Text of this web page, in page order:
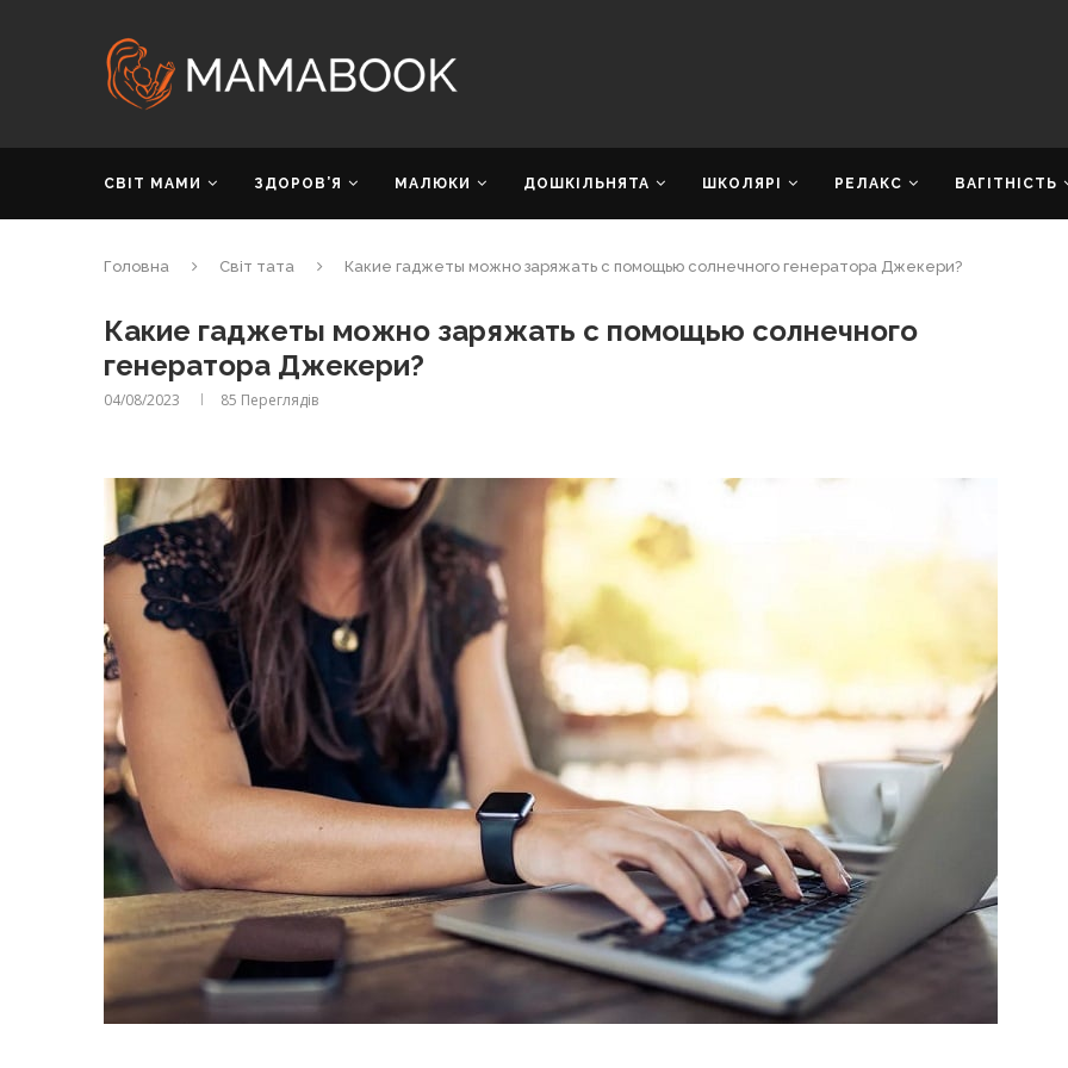
СВІТ МАМИ ЗДОРОВ’Я МАЛЮКИ ДОШКІЛЬНЯТА ШКОЛЯРІ РЕЛАКС ВАГІТНІСТЬ
Головна Світ тата Какие гаджеты можно заряжать с помощью солнечного генератора Джекери?
Какие гаджеты можно заряжать с помощью солнечного
генератора Джекери?
04/08/2023 85 Переглядів
принимать
никакого кипятка
30/Січ/2021
Лікарі назвали симптоми
коронавірусу в дітей
14/Бер/2020
Попробуйте рецепт
легендарного супа доктора
Моро, который без...
08/Січ/2021